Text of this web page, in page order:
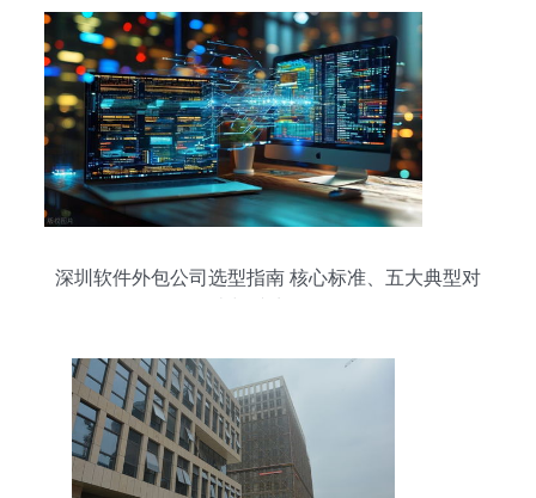
深圳软件外包公司选型指南 核心标准、五大典型对